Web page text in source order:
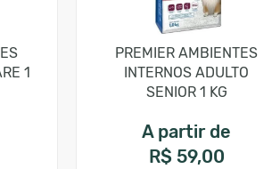
1
PREMIER AMBIENTES
INTERNOS ADULTO
SENIOR 1 KG
A partir de
R$ 59,00